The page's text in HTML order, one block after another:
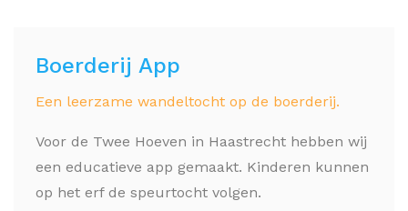
Boerderij App
Een leerzame wandeltocht op de boerderij.
Voor de Twee Hoeven in Haastrecht hebben wij
een educatieve app gemaakt. Kinderen kunnen
op het erf de speurtocht volgen.